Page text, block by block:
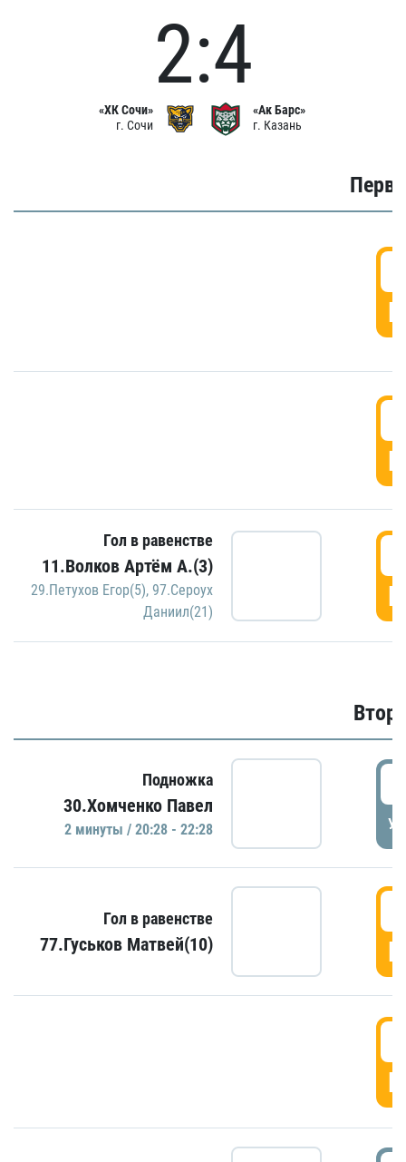
«ХК Сочи»
г. Сочи
2:4
«Ак Барс»
г. Казань
Гол в равенстве
11.Волков Артём А.(3)
29.Петухов Егор(5), 97.Сероух
Даниил(21)
Подножка
30.Хомченко Павел
2 минуты / 20:28 - 22:28
Гол в равенстве
77.Гуськов Матвей(10)